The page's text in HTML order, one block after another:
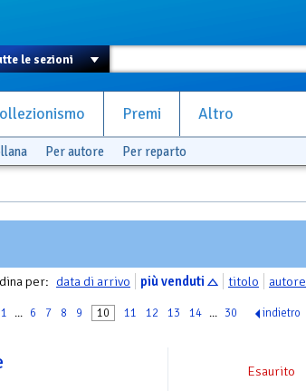
Premi Altro
Per autore Per reparto
per: data di arrivo più venduti titolo autore
1 ... 6 7 8 9 10 11 12 13 14 ... 30 indietro
Esaurito